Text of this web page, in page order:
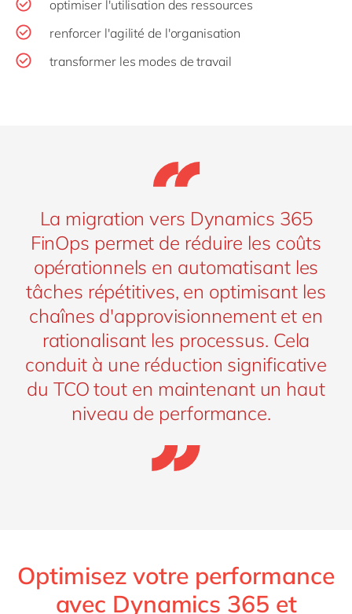
optimiser l'utilisation des ressources
renforcer l'agilité de l'organisation
transformer les modes de travail
La migration vers Dynamics 365
FinOps permet de réduire les coûts
opérationnels en automatisant les
tâches répétitives, en optimisant les
chaînes d'approvisionnement et en
rationalisant les processus. Cela
conduit à une réduction significative
du TCO tout en maintenant un haut
niveau de performance.
Optimisez votre performance
avec Dynamics 365 et